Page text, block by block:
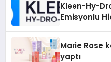
Kleen-Hy-
Emisyonlu
Marie Rose
yaptı